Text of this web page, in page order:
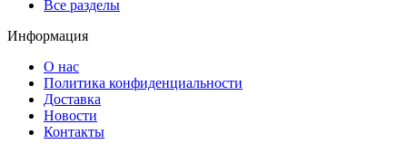
Все разделы
Информация
О нас
Политика конфиденциальности
Доставка
Новости
Контакты